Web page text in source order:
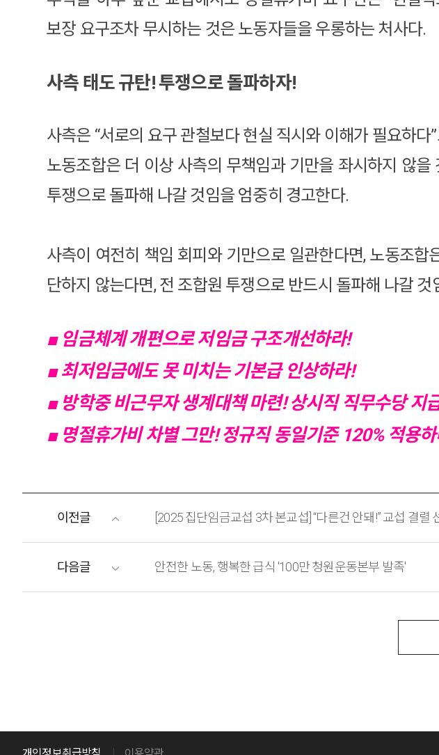
보장 요구조차 무시하는 것은 노동자들을 우롱하는 처사다.
사측 태도 규탄! 투쟁으로 돌파하자!
사측은 “서로의 요구 관철보다 현실 직시와 이해가 필요하
노동조합은 더 이상 사측의 무책임과 기만을 좌시하지 않
투쟁으로 돌파해 나갈 것임을 엄중히 경고한다.
사측이 여전히 책임 회피와 기만으로 일관한다면, 노동조
단하지 않는다면, 전 조합원 투쟁으로 반드시 돌파해 나갈
■ 임금체계 개편으로 저임금 구조개선하라!
■ 최저임금에도 못 미치는 기본급 인상하라!
■ 방학중 비근무자 생계대책 마련! 상시직 직무수당 지
■ 명절휴가비 차별 그만! 정규직 동일기준 120% 적용
이전글 [2025 집단임금교섭 3차 본교섭] “다른건 안돼!” 교섭 결렬
다음글 안전한 노동, 행복한 급식 '100만 청원운동본부 발족'